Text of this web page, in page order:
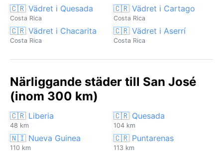
🇨🇷 Vädret i Quesada
Costa Rica
🇨🇷 Vädret i Cartago
Costa Rica
🇨🇷 Vädret i Chacarita
Costa Rica
🇨🇷 Vädret i Aserrí
Costa Rica
Närliggande städer till San José
(inom 300 km)
🇨🇷 Liberia
48 km
🇨🇷 Quesada
104 km
🇳🇮 Nueva Guinea
110 km
🇨🇷 Puntarenas
113 km